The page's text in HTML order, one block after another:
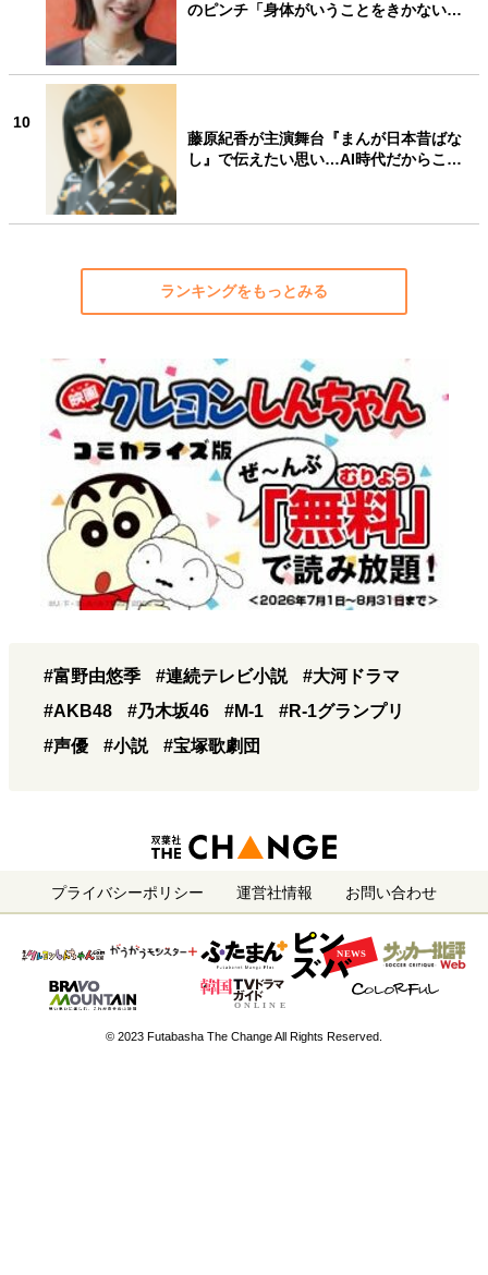
のピンチ「身体がいうことをきかない…
10
藤原紀香が主演舞台『まんが日本昔ばな
し』で伝えたい思い…AI時代だからこ…
ランキングをもっとみる
#富野由悠季 #連続テレビ小説
#大河ドラマ
#AKB48
#乃木坂46 #M-1
#R-1グランプリ
#声優
#小説 #宝塚歌劇団
プライバシーポリシー 運営社情報 お問い合わせ
© 2023 Futabasha The Change All Rights Reserved.